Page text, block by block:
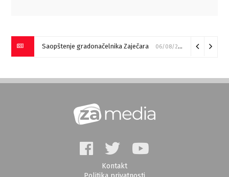
Saopštenje gradonačelnika Zaječara 06/08/2026
Kontakt